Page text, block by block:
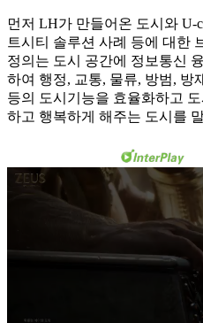
먼저 LH가 만들어온 도시와 U-
트시티 솔루션 사례 등에 대한
정의는 도시 공간에 정보통신
하여 행정, 교통, 물류, 방범, 방
등의 도시기능을 효율화하고
하고 행복하게 해주는 도시를